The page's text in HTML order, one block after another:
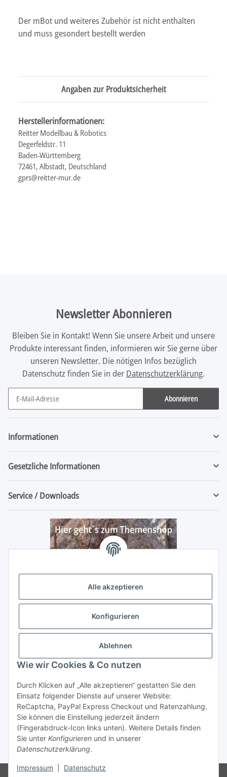
Alle akzeptieren
Konfigurieren
Ablehnen
Wie wir Cookies & Co nutzen
Durch Klicken auf „Alle akzeptieren“ gestatten Sie den
Einsatz folgender Dienste auf unserer Website:
ReCaptcha, PayPal Express Checkout und Ratenzahlung.
Sie können die Einstellung jederzeit ändern
(Fingerabdruck-Icon links unten). Weitere Details finden
Sie unter Konfigurieren und in unserer
Datenschutzerklärung.
Impressum Datenschutz
Der mBot und weiteres Zubehör ist nicht enthalten
und muss gesondert bestellt werden
Angaben zur Produktsicherheit
Herstellerinformationen:
Reitter Modellbau & Robotics
Degerfeldstr. 11
Baden-Württemberg
72461, Albstadt, Deutschland
gprs@reitter-mur.de
Newsletter Abonnieren
Bleiben Sie in Kontakt! Wenn Sie unsere Arbeit und unsere
Produkte interessant finden, informieren wir Sie gerne über
unseren Newsletter. Die nötigen Infos bezüglich
Datenschutz finden Sie in der Datenschutzerklärung.
Abonnieren
Newsletter Abonnieren
Informationen
Gesetzliche Informationen
Service / Downloads
Vertrag widerrufen
* Alle Preise inkl. gesetzlicher USt., zzgl.